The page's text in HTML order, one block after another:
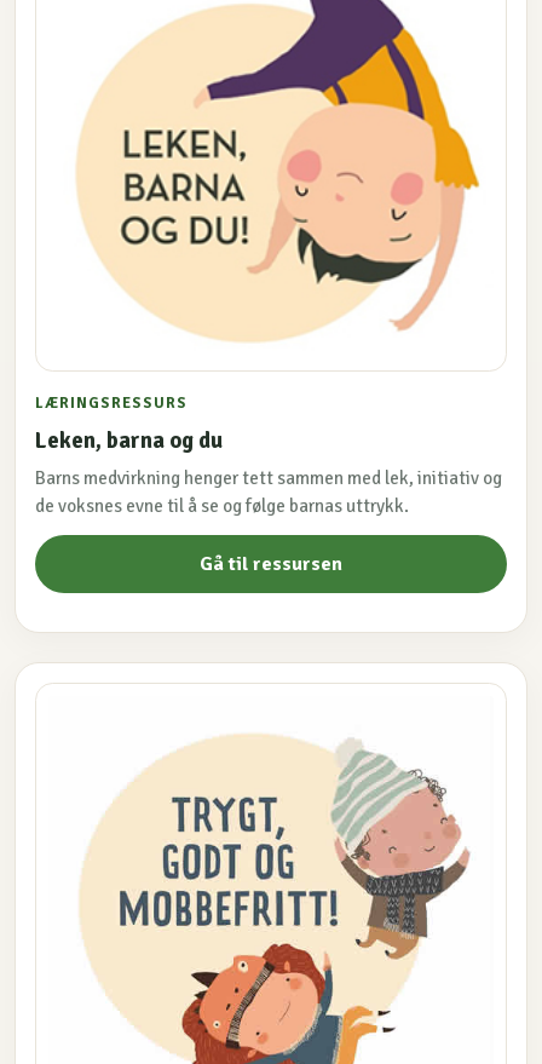
LÆRINGSRESSURS
Leken, barna og du
Barns medvirkning henger tett sammen med lek, initiativ og
de voksnes evne til å se og følge barnas uttrykk.
Gå til ressursen